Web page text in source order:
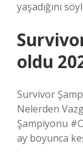
yaşadığını
oldu
Survivor
Nelerden
Şampiyonu
ay boyunca